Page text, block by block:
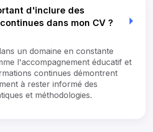
d'inclure des
dans mon CV ?
un domaine en constante
l'accompagnement éducatif et
continues démontrent
à rester informé des
et méthodologies.